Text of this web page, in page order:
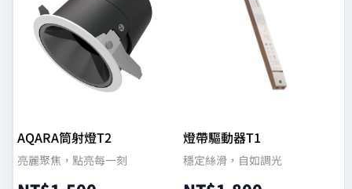
AQARA筒射燈T2
亮麗聚焦，點亮每一刻
燈帶驅動器T1
穩定絲滑，自如調光